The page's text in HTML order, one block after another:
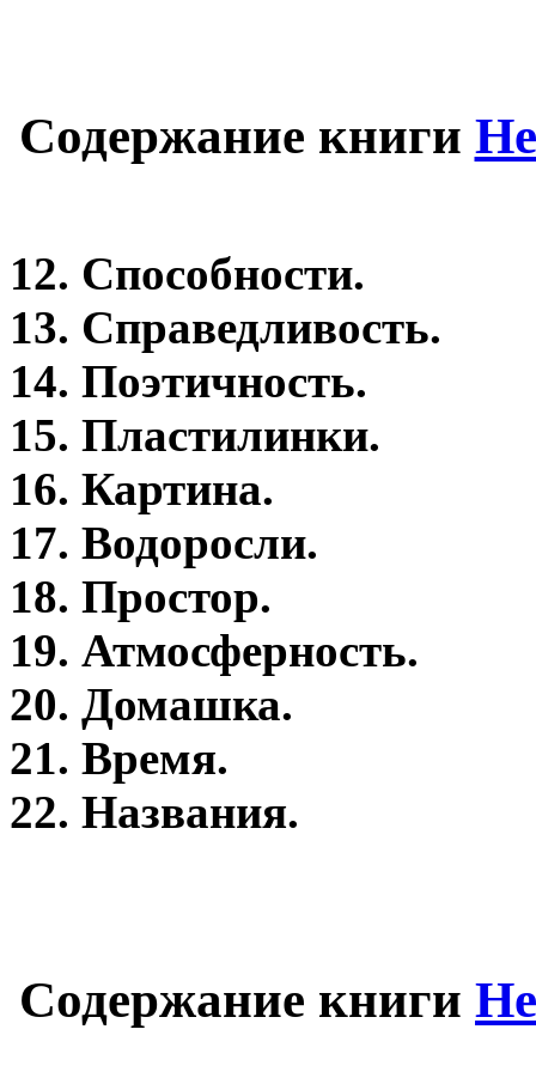
Содержание книги
12. Способности.
13. Справедливость.
14. Поэтичность.
15. Пластилинки.
16. Картина.
17. Водоросли.
18. Простор.
19. Атмосферность.
20. Домашка.
21. Время.
22. Названия.
Содержание книги